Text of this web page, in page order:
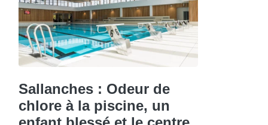
Sallanches : Odeur de
chlore à la piscine, un